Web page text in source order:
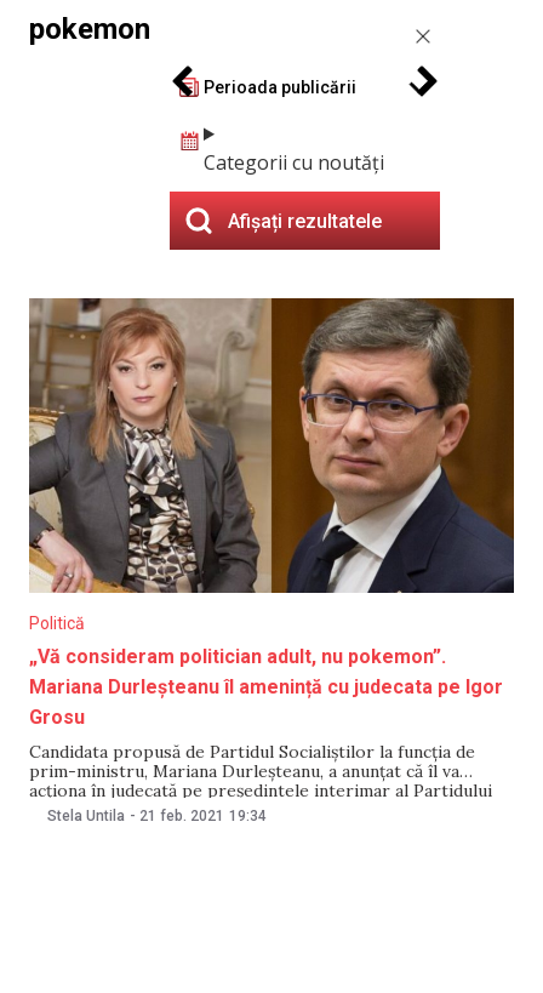
pokemon
Perioada publicării
Categorii cu noutăți
Afișați rezultatele
Politică
„Vă consideram politician adult, nu pokemon”.
Mariana Durleșteanu îl amenință cu judecata pe Igor
Grosu
Candidata propusă de Partidul Socialiștilor la funcția de
prim-ministru, Mariana Durleșteanu, a anunțat că îl va
acționa în judecată pe președintele interimar al Partidului
Acțiune și Solidaritate (PAS) Igor Grosu. Reacția vine după
Stela Untila - 21 feb. 2021 19:34